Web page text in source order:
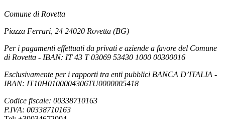
Comune di Rovetta
Piazza Ferrari, 24 24020 Rovetta (BG)
Per i pagamenti effettuati da privati e aziende a favore del Comune
di Rovetta - IBAN: IT 43 T 03069 53430 1000 00300016
Esclusivamente per i rapporti tra enti pubblici BANCA D’ITALIA -
IBAN: IT10H0100004306TU0000005418
Codice fiscale: 00338710163
P.IVA: 00338710163